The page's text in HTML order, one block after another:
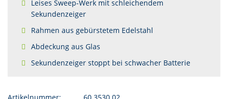
Leises Sweep-Werk mit schleichendem
Sekundenzeiger
Rahmen aus gebürstetem Edelstahl
Abdeckung aus Glas
Sekundenzeiger stoppt bei schwacher Batterie